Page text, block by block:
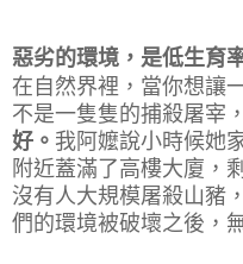
惡劣的環境，是低生育
在自然界裡，當你想讓
不是一隻隻的捕殺屠宰，
好。 我阿嬤說小時候她
附近蓋滿了高樓大廈，
沒有人大規模屠殺山豬
們的環境被破壞之後，